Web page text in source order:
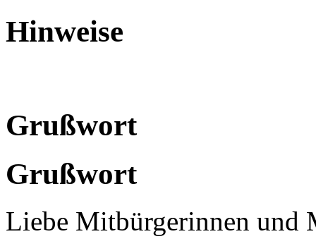
Hinweise
Grußwort
Grußwort
Liebe Mitbürgerinnen und